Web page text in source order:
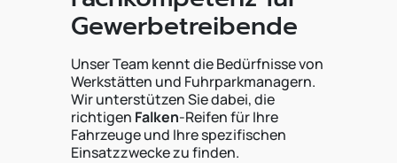
Gewerbetreibende
Unser Team kennt die Bedürfnisse von
Werkstätten und Fuhrparkmanagern.
Wir unterstützen Sie dabei, die
richtigen Falken-Reifen für Ihre
Fahrzeuge und Ihre spezifischen
Einsatzzwecke zu finden.